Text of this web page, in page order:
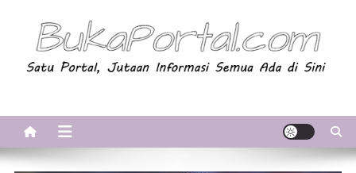
content